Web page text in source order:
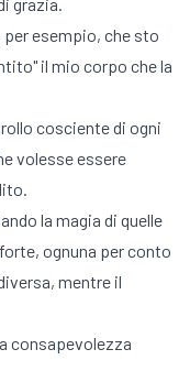
esempio, che sto
il mio corpo che la
cosciente di ogni
volesse essere
la magia di quelle
ognuna per conto
mentre il
consapevolezza